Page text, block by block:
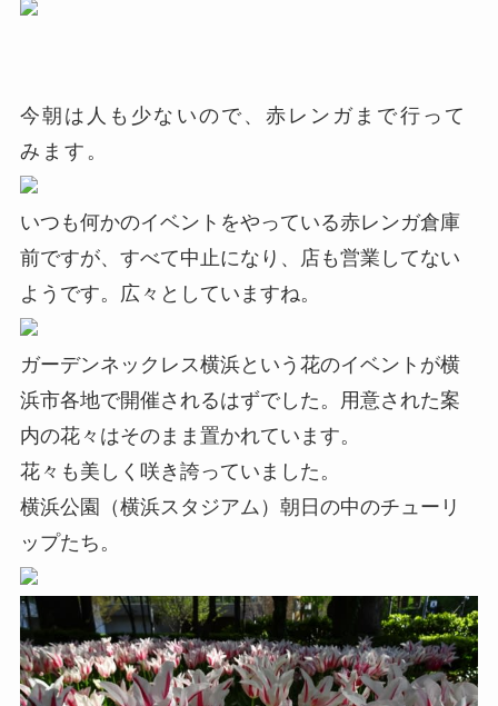
今朝は人も少ないので、赤レンガまで行って
みます。
いつも何かのイベントをやっている赤レンガ倉庫
前ですが、すべて中止になり、店も営業してない
ようです。広々としていますね。
ガーデンネックレス横浜という花のイベントが横
浜市各地で開催されるはずでした。用意された案
内の花々はそのまま置かれています。
花々も美しく咲き誇っていました。
横浜公園（横浜スタジアム）朝日の中のチューリ
ップたち。